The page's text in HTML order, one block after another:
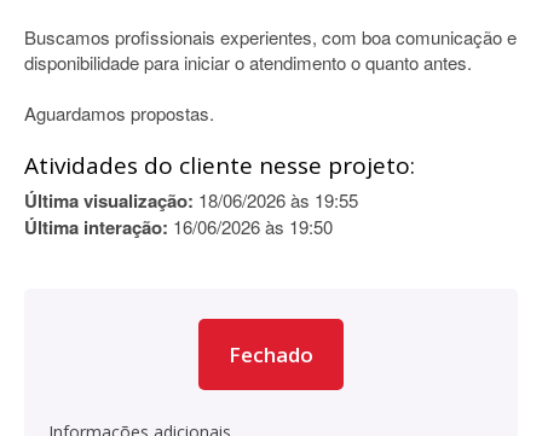
Buscamos profissionais experientes, com boa comunicação e
disponibilidade para iniciar o atendimento o quanto antes.
Aguardamos propostas.
Atividades do cliente nesse projeto:
Última visualização: 18/06/2026 às 19:55
Última interação: 16/06/2026 às 19:50
Fechado